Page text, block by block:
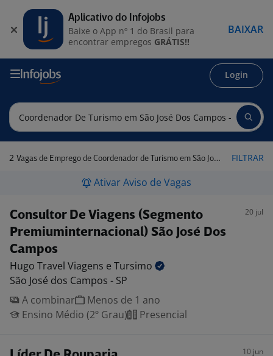
Login
2 Vagas de Emprego de Coordenador de Turismo em São José dos Campos - SP FILTRAR
Ativar Aviso de Vagas
Consultor De Viagens (Segmento
Premiuminternacional) São José Dos
Campos
20 jul
Hugo Travel Viagens e Tursimo
São José dos Campos - SP
A combinar
Menos de 1 ano
Ensino Médio (2º Grau)
Presencial
10 jun
Aplicativo do Infojobs
Baixe o App nº 1 do Brasil para
encontrar empregos GRÁTIS!!
BAIXAR